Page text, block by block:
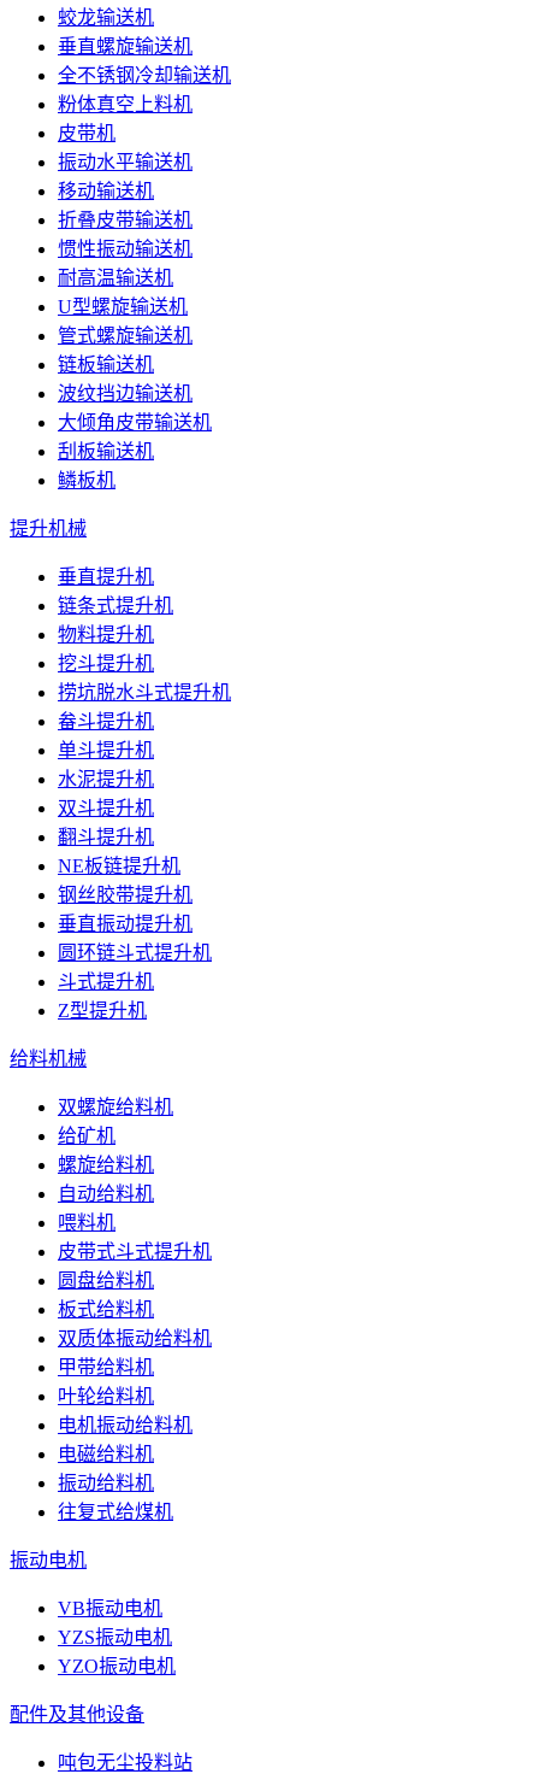
蛟龙输送机
垂直螺旋输送机
全不锈钢冷却输送机
粉体真空上料机
皮带机
振动水平输送机
移动输送机
折叠皮带输送机
惯性振动输送机
耐高温输送机
U型螺旋输送机
管式螺旋输送机
链板输送机
波纹挡边输送机
大倾角皮带输送机
刮板输送机
鳞板机
提升机械
垂直提升机
链条式提升机
物料提升机
挖斗提升机
捞坑脱水斗式提升机
畚斗提升机
单斗提升机
水泥提升机
双斗提升机
翻斗提升机
NE板链提升机
钢丝胶带提升机
垂直振动提升机
圆环链斗式提升机
斗式提升机
Z型提升机
给料机械
双螺旋给料机
给矿机
螺旋给料机
自动给料机
喂料机
皮带式斗式提升机
圆盘给料机
板式给料机
双质体振动给料机
甲带给料机
叶轮给料机
电机振动给料机
电磁给料机
振动给料机
往复式给煤机
振动电机
VB振动电机
YZS振动电机
YZO振动电机
配件及其他设备
吨包无尘投料站